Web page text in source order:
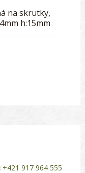
na skrutky,
h:15mm
+421 917 964 555